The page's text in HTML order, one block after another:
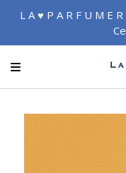
L A ♥ P A R F U M E